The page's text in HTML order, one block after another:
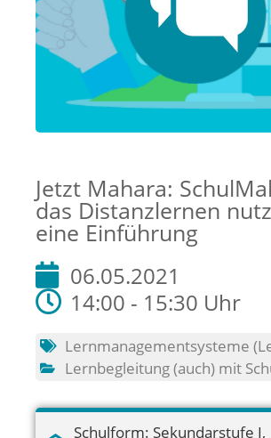
Jetzt Mahara:
das Distanzlernen
eine Einführung
06.05.2021
14:00 - 15:30 Uhr
Lernmanagementsysteme
Lernbegleitung (auch) mit
Schulform: Sekundarstufe I,